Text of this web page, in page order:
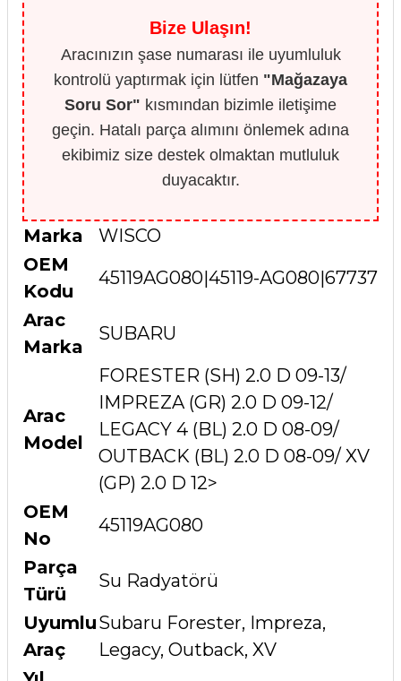
Bize Ulaşın!
Aracınızın şase numarası ile uyumluluk
kontrolü yaptırmak için lütfen "Mağazaya
Soru Sor" kısmından bizimle iletişime
geçin. Hatalı parça alımını önlemek adına
ekibimiz size destek olmaktan mutluluk
duyacaktır.
Marka
WISCO
OEM
Kodu
45119AG080|45119-AG080|67737
Arac
Marka
SUBARU
Arac
Model
FORESTER (SH) 2.0 D 09-13/
IMPREZA (GR) 2.0 D 09-12/
LEGACY 4 (BL) 2.0 D 08-09/
OUTBACK (BL) 2.0 D 08-09/ XV
(GP) 2.0 D 12>
OEM
No
45119AG080
Parça
Türü
Su Radyatörü
Uyumlu
Araç
Subaru Forester, Impreza,
Legacy, Outback, XV